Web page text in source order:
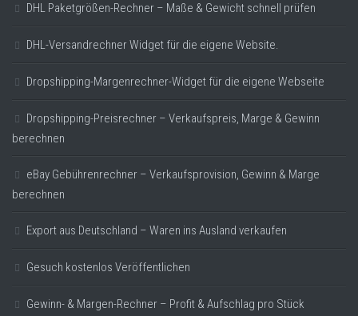
DHL Paketgrößen-Rechner – Maße & Gewicht schnell prüfen
DHL-Versandrechner Widget für die eigene Website.
Dropshipping-Margenrechner-Widget für die eigene Webseite
Dropshipping-Preisrechner – Verkaufspreis, Marge & Gewinn
berechnen
eBay Gebührenrechner – Verkaufsprovision, Gewinn & Marge
berechnen
Export aus Deutschland – Waren ins Ausland verkaufen
Gesuch kostenlos Veröffentlichen
Gewinn- & Margen-Rechner – Profit & Aufschlag pro Stück